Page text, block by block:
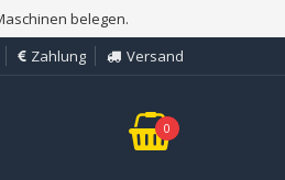
belegen.
Zahlung Versand
0